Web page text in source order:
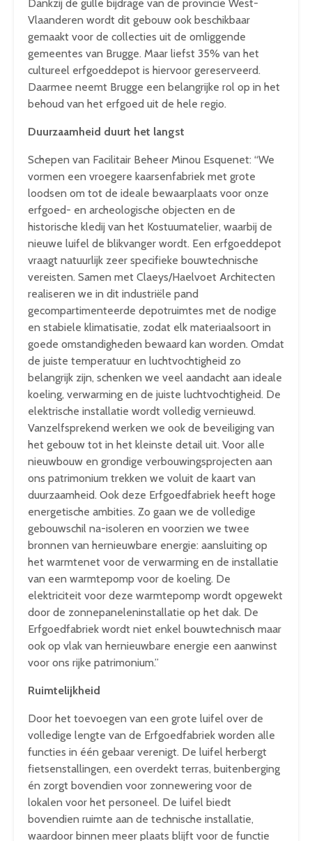
Dankzij de gulle bijdrage van de provincie West-
Vlaanderen wordt dit gebouw ook beschikbaar
gemaakt voor de collecties uit de omliggende
gemeentes van Brugge. Maar liefst 35% van het
cultureel erfgoeddepot is hiervoor gereserveerd.
Daarmee neemt Brugge een belangrijke rol op in het
behoud van het erfgoed uit de hele regio.
Duurzaamheid duurt het langst
Schepen van Facilitair Beheer Minou Esquenet: “We
vormen een vroegere kaarsenfabriek met grote
loodsen om tot de ideale bewaarplaats voor onze
erfgoed- en archeologische objecten en de
historische kledij van het Kostuumatelier, waarbij de
nieuwe luifel de blikvanger wordt. Een erfgoeddepot
vraagt natuurlijk zeer specifieke bouwtechnische
vereisten. Samen met Claeys/Haelvoet Architecten
realiseren we in dit industriële pand
gecompartimenteerde depotruimtes met de nodige
en stabiele klimatisatie, zodat elk materiaalsoort in
goede omstandigheden bewaard kan worden. Omdat
de juiste temperatuur en luchtvochtigheid zo
belangrijk zijn, schenken we veel aandacht aan ideale
koeling, verwarming en de juiste luchtvochtigheid. De
elektrische installatie wordt volledig vernieuwd.
Vanzelfsprekend werken we ook de beveiliging van
het gebouw tot in het kleinste detail uit. Voor alle
nieuwbouw en grondige verbouwingsprojecten aan
ons patrimonium trekken we voluit de kaart van
duurzaamheid. Ook deze Erfgoedfabriek heeft hoge
energetische ambities. Zo gaan we de volledige
gebouwschil na-isoleren en voorzien we twee
bronnen van hernieuwbare energie: aansluiting op
het warmtenet voor de verwarming en de installatie
van een warmtepomp voor de koeling. De
elektriciteit voor deze warmtepomp wordt opgewekt
door de zonnepaneleninstallatie op het dak. De
Erfgoedfabriek wordt niet enkel bouwtechnisch maar
ook op vlak van hernieuwbare energie een aanwinst
voor ons rijke patrimonium.”
Ruimtelijkheid
Door het toevoegen van een grote luifel over de
volledige lengte van de Erfgoedfabriek worden alle
functies in één gebaar verenigt. De luifel herbergt
fietsenstallingen, een overdekt terras, buitenberging
én zorgt bovendien voor zonnewering voor de
lokalen voor het personeel. De luifel biedt
bovendien ruimte aan de technische installatie,
waardoor binnen meer plaats blijft voor de functie